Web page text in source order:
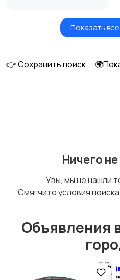
ОборудованиеПоказать
👉 Сохранить поиск
Ничего
Увы, мы не нашли
Смягчите условия
Объявления